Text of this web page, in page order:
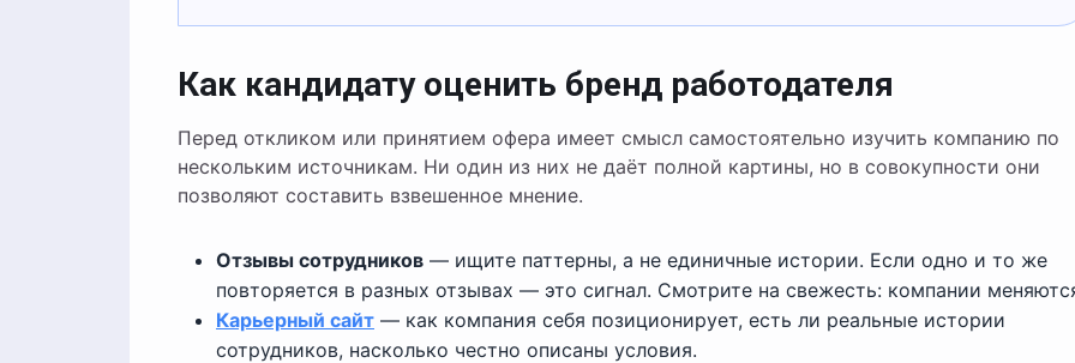
Как кандидату оценить бренд работодателя
Перед откликом или принятием офера имеет смысл самостоятельно изучить компанию по
нескольким источникам. Ни один из них не даёт полной картины, но в совокупности они
позволяют составить взвешенное мнение.
Отзывы сотрудников — ищите паттерны, а не единичные истории. Если одно и то же
повторяется в разных отзывах — это сигнал. Смотрите на свежесть: компании
Карьерный сайт — как компания себя позиционирует, есть ли реальные истории
сотрудников, насколько честно описаны условия.